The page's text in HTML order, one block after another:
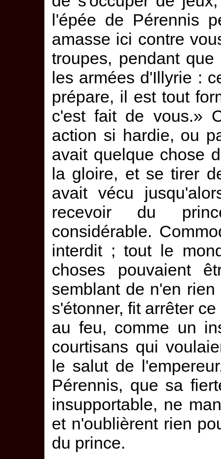
l'épée de Pérennis
amasse ici contre
troupes, pendant
les armées d'Illyrie :
prépare, il est tout
c'est fait de vous.»
action si hardie, ou
avait quelque chose
la gloire, et se tirer
avait vécu
recevoir du
considérable.
interdit ; tout le
choses pouvaient
semblant de n'en
s'étonner, fit arrêter
au feu, comme un
courtisans qui
le salut de
Pérennis, que sa
insupportable, ne
et n'oublièrent rien
du prince.